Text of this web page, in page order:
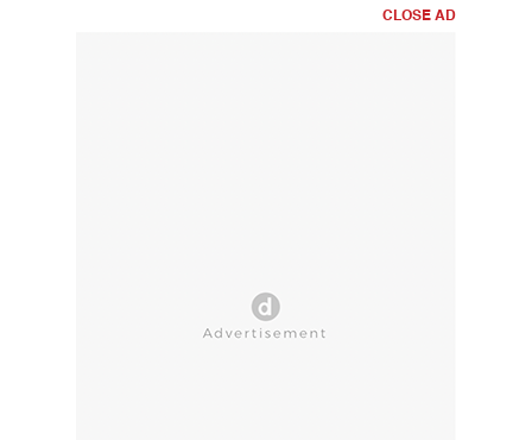
CLOSE AD